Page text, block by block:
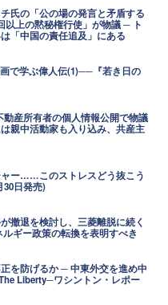
氏の「公の場の発言と矛盾する
以上の黙秘権行使」が物議 ─ ト
「中国の責任追及」にある
画で学ぶ偉人伝(1)──『若き日の
産所有者の個人情報公開で物議
親中活動家も入り込み、共産主
ー……このストレスどう抜こう
30日発売)
撤退を検討し、三菱離脱に続く
ギー政策の転換を表明すべき
を防げるか ─ 中東外交を進め中
Liberty─ワシントン・レポー